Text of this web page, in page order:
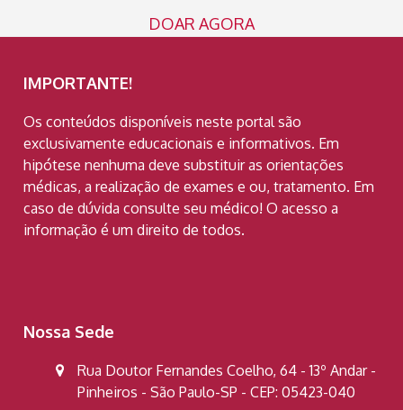
DOAR AGORA
IMPORTANTE!
Os conteúdos disponíveis neste portal são
exclusivamente educacionais e informativos. Em
hipótese nenhuma deve substituir as orientações
médicas, a realização de exames e ou, tratamento. Em
caso de dúvida consulte seu médico! O acesso a
informação é um direito de todos.
Nossa Sede
Rua Doutor Fernandes Coelho, 64 - 13º Andar -
Pinheiros - São Paulo-SP - CEP: 05423-040